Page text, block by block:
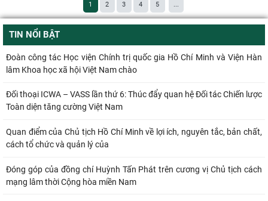
1 2 3 4 5 ...
TIN NỔI BẬT
Đoàn công tác Học viện Chính trị quốc gia Hồ Chí Minh và Viện Hàn
lâm Khoa học xã hội Việt Nam chào
Đối thoại ICWA – VASS lần thứ 6: Thúc đẩy quan hệ Đối tác Chiến lược
Toàn diện tăng cường Việt Nam
Quan điểm của Chủ tịch Hồ Chí Minh về lợi ích, nguyên tắc, bản chất,
cách tổ chức và quản lý của
Đóng góp của đồng chí Huỳnh Tấn Phát trên cương vị Chủ tịch cách
mạng lâm thời Cộng hòa miền Nam